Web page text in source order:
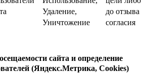
Удаление,
Уничтожение
до отзыва
согласия
сайта и определение
(Яндекс.Метрика, Cookies)